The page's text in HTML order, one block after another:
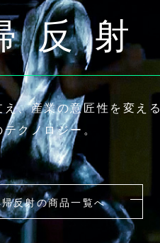
反射
、産業の意匠性を変える
テクノロジー。
帰反射の商品一覧へ